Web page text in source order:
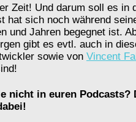
Zeit! Und darum soll es
hat sich noch während
und Jahren begegnet ist.
gibt es evtl. auch in
sowie von Vincent
nicht in euren Podcasts?